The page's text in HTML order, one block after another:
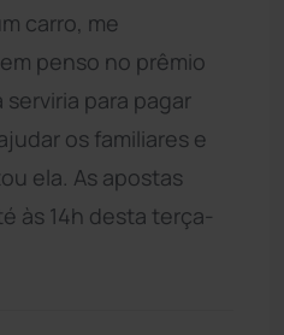
carro, me
penso no prêmio
para pagar
os familiares e
ela. As apostas
às 14h desta terça-